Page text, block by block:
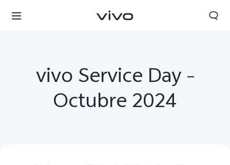
vivo Service Day –
Octubre 2024